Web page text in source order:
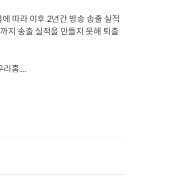
따라 이후 2년간 방송 송출 실적
지 송출 실적을 만들지 못해 퇴출
홈....